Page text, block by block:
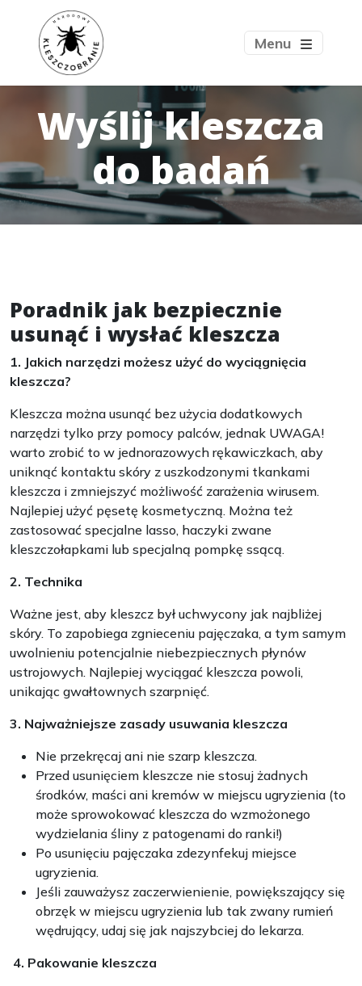
Menu
Wyślij kleszcza
do badań
Poradnik jak bezpiecznie
usunąć i wysłać kleszcza
1. Jakich narzędzi możesz użyć do wyciągnięcia
kleszcza?
Kleszcza można usunąć bez użycia dodatkowych
narzędzi tylko przy pomocy palców, jednak UWAGA!
warto zrobić to w jednorazowych rękawiczkach, aby
uniknąć kontaktu skóry z uszkodzonymi tkankami
kleszcza i zmniejszyć możliwość zarażenia wirusem.
Najlepiej użyć pęsetę kosmetyczną. Można też
zastosować specjalne lasso, haczyki zwane
kleszczołapkami lub specjalną pompkę ssącą.
2. Technika
Ważne jest, aby kleszcz był uchwycony jak najbliżej
skóry. To zapobiega zgnieceniu pajęczaka, a tym samym
uwolnieniu potencjalnie niebezpiecznych płynów
ustrojowych. Najlepiej wyciągać kleszcza powoli,
unikając gwałtownych szarpnięć.
3. Najważniejsze zasady usuwania kleszcza
Nie przekręcaj ani nie szarp kleszcza.
Przed usunięciem kleszcze nie stosuj żadnych
środków, maści ani kremów w miejscu ugryzienia (to
może sprowokować kleszcza do wzmożonego
wydzielania śliny z patogenami do ranki!)
Po usunięciu pajęczaka zdezynfekuj miejsce
ugryzienia.
Jeśli zauważysz zaczerwienienie, powiększający się
obrzęk w miejscu ugryzienia lub tak zwany rumień
wędrujący, udaj się jak najszybciej do lekarza.
4. Pakowanie kleszcza